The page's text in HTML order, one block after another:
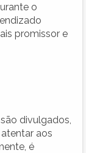
o
promissor e
divulgados,
aos
é